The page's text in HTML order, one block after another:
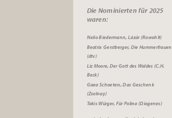
Die Nominierten für 2025
waren:
Nelio Biedermann, Lázár (Rowohlt)
Beatrix Gerstberger, Die Hummerfrauen
(dtv)
Liz Moore, Der Gott des Waldes (C.H.
Beck)
Gaea Schoeters, Das Geschenk
(Zsolnay)
Takis Würger, Für Polina (Diogenes)